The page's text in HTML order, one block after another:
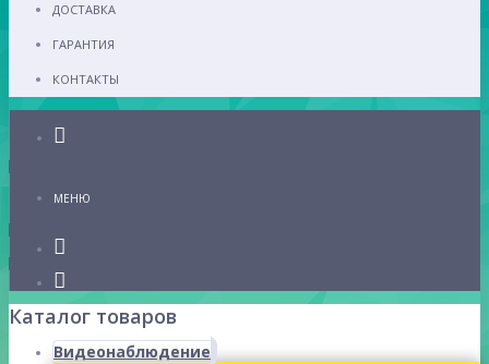
ДОСТАВКА
ГАРАНТИЯ
КОНТАКТЫ
МЕНЮ
Каталог товаров
Видеонаблюдение